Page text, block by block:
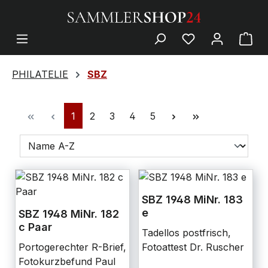
PHILATELIE SBZ
1 2 3 4 5
SBZ 1948 MiNr. 182
c Paar
Portogerechter R-Brief,
Fotokurzbefund Paul
SBZ 1948 MiNr. 183
e
Tadellos postfrisch,
Fotoattest Dr. Ruscher